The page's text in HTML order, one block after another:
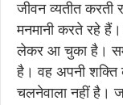
जीवन व्यतीत करती
मनमानी करते रहे
लेकर आ चुका है।
है। वह अपनी
चलनेवाला नहीं है।